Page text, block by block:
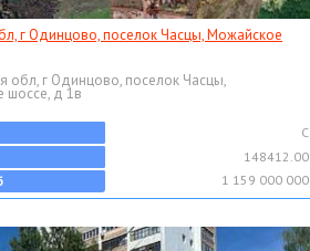
г Одинцово, поселок Часцы, Можайское
обл, г Одинцово, поселок Часцы,
шоссе, д 1в
C
148412.00
1 159 000 000